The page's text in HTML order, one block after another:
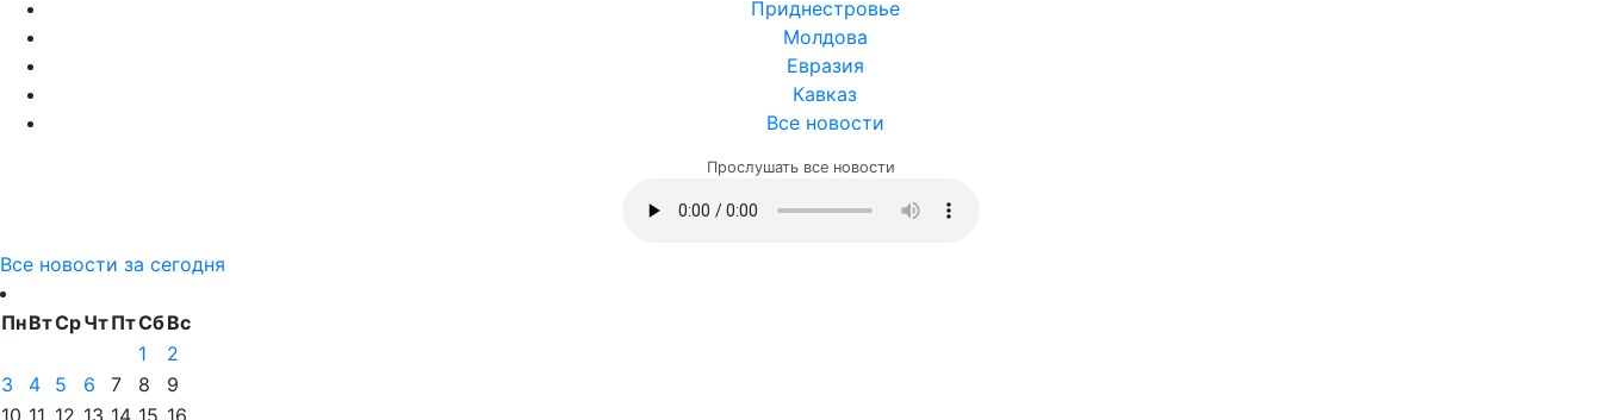
Приднестровье
Молдова
Евразия
Кавказ
Все новости
Прослушать все новости
Все новости за сегодня
ПнВтСрЧтПтСбВс
1
2
3
4 5 6 7 8
9